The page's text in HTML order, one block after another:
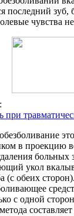
последний зуб,
чувства
при
обезболивание
в проекцию
больных
укол
(с обеих
с одной